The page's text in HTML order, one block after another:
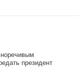
президент